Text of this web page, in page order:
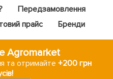
Передзамовлення
прайс Бренди
Agromarket
та отримайте+200 грн